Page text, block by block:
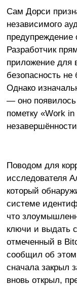
Сам Дорси
независимого
предупреждение
Разработчик
приложение для
безопасность не
Однако
— оно
пометку «Work
Поводом для
исследователя
который
системе
что
ключи и выдать
отмеченный в
сообщил об этом
сначала закрыл
вновь открыл,